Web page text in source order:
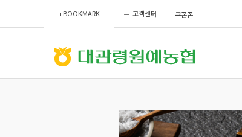
+BOOKMARK 고객센터 쿠폰존